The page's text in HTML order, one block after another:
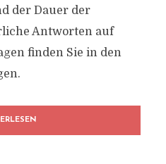
der Dauer der
Antworten auf
finden Sie in den